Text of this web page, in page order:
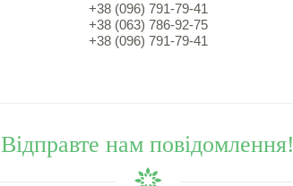
+38 (096) 791-79-41
+38 (063) 786-92-75
+38 (096) 791-79-41
Відправте нам повідомлення!